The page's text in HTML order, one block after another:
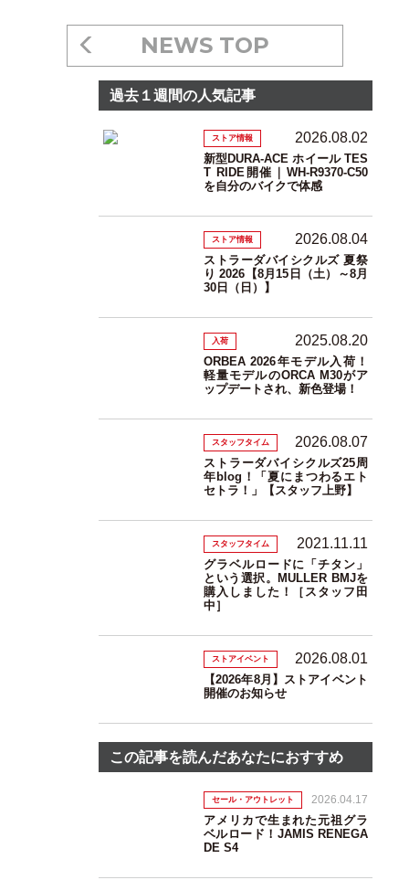
NEWS TOP
過去１週間の人気記事
ストア情報 2026.08.02
新型DURA-ACE ホイール TES
T RIDE開催｜WH-R9370-C50
を自分のバイクで体感
ストア情報 2026.08.04
ストラーダバイシクルズ 夏祭
り 2026【8月15日（土）～8月
30日（日）】
入荷 2025.08.20
ORBEA 2026年モデル入荷！
軽量モデルのORCA M30がア
ップデートされ、新色登場！
スタッフタイム 2026.08.07
ストラーダバイシクルズ25周
年blog！「夏にまつわるエト
セトラ！」【スタッフ上野】
スタッフタイム 2021.11.11
グラベルロードに「チタン」
という選択。MULLER BMJを
購入しました！［スタッフ田
中］
ストアイベント 2026.08.01
【2026年8月】ストアイベント
開催のお知らせ
この記事を読んだあなたにおすすめ
セール・アウトレット 2026.04.17
アメリカで生まれた元祖グラ
ベルロード！JAMIS RENEGA
DE S4